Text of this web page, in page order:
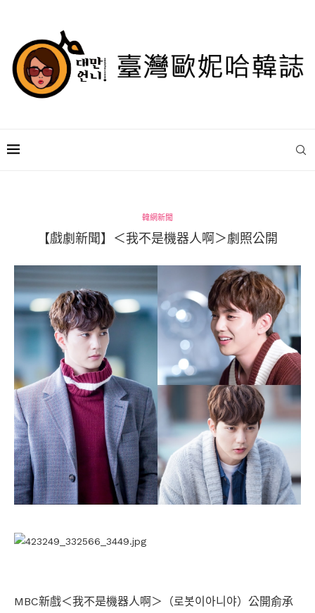
韓網新聞
【戲劇新聞】＜我不是機器人啊＞劇照公開
MBC新戲＜我不是機器人啊＞（로봇이아니야）公開俞承